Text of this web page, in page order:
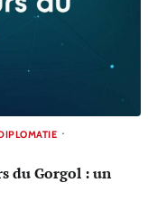
du Gorgol : un